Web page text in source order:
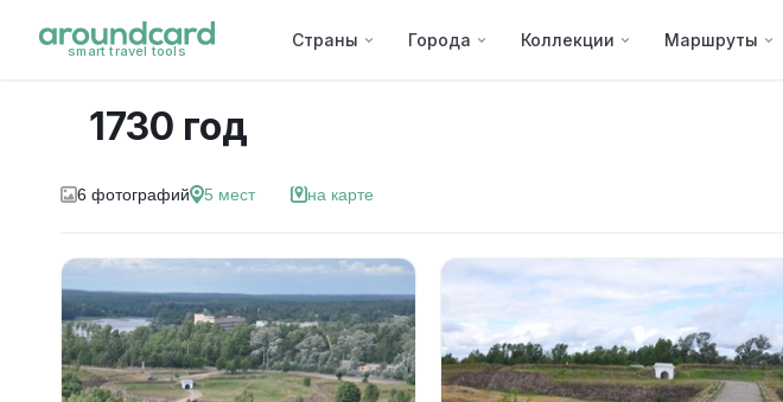
smart travel tools
Страны Города Коллекции Маршруты
1730 год
6 фотографий 5 мест на карте